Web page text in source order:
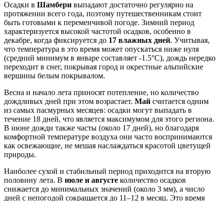
Осадки в Шамбери выпадают достаточно регулярно на
протяжении всего года, поэтому путешественникам стоит
быть готовыми к переменчивой погоде. Зимний период
характеризуется высокой частотой осадков, особенно в
декабре, когда фиксируется до 17 влажных дней. Учитывая,
что температура в это время может опускаться ниже нуля
(средний минимум в январе составляет -1.5°C), дождь нередко
переходит в снег, покрывая город и окрестные альпийские
вершины белым покрывалом.
Весна и начало лета приносят потепление, но количество
дождливых дней при этом возрастает. Май считается одним
из самых пасмурных месяцев: осадки могут выпадать в
течение 18 дней, что является максимумом для этого региона.
В июне дожди также часты (около 17 дней), но благодаря
комфортной температуре воздуха они часто воспринимаются
как освежающие, не мешая наслаждаться красотой цветущей
природы.
Наиболее сухой и стабильный период приходится на вторую
половину лета. В июле и августе количество осадков
снижается до минимальных значений (около 3 мм), а число
дней с непогодой сокращается до 11–12 в месяц. Это время